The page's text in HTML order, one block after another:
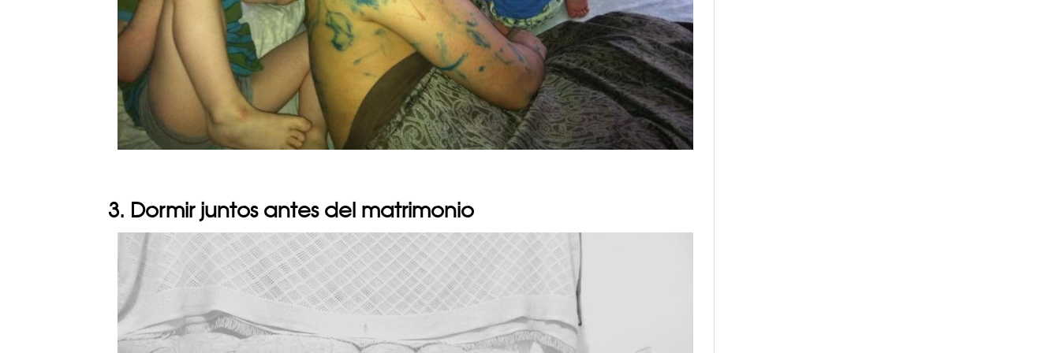
3. Dormir juntos antes del matrimonio